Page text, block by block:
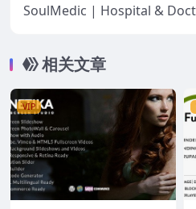
SoulMedic | Hospital &
相关文章
VIP